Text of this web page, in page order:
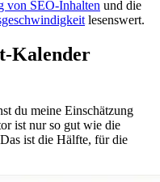
von SEO-Inhalten und die
lesenswert.
Kalender
du meine Einschätzung
ist nur so gut wie die
ist die Hälfte, für die